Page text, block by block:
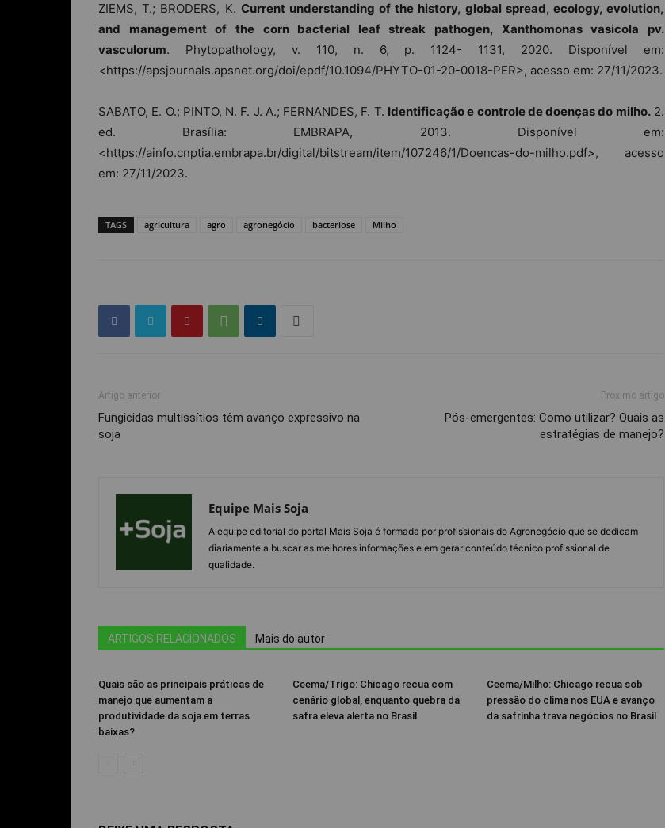
ZIEMS, T.; BRODERS, K. Current understanding of the history, global spread, ecology, evolution,
and management of the corn bacterial leaf streak pathogen, Xanthomonas vasicola pv.
vasculorum. Phytopathology, v. 110, n. 6, p. 1124- 1131, 2020. Disponível em:
<https://apsjournals.apsnet.org/doi/epdf/10.1094/PHYTO-01-20-0018-PER>, acesso em: 27/11/2023.
SABATO, E. O.; PINTO, N. F. J. A.; FERNANDES, F. T. Identificação e controle de doenças do milho.2.
ed. Brasília: EMBRAPA, 2013. Disponível em:
<https://ainfo.cnptia.embrapa.br/digital/bitstream/item/107246/1/Doencas-do-milho.pdf>, acesso
em: 27/11/2023.
TAGS agricultura agro agronegócio bacteriose Milho
Artigo anterior
Fungicidas multissítios têm avanço expressivo na
soja
Próximo artigo
Pós-emergentes: Como utilizar? Quais as
estratégias de manejo?
Equipe Mais Soja
A equipe editorial do portal Mais Soja é formada por profissionais do Agronegócio que se dedicam
diariamente a buscar as melhores informações e em gerar conteúdo técnico profissional de
qualidade.
ARTIGOS RELACIONADOS Mais do autor
Quais são as principais práticas de
manejo que aumentam a
produtividade da soja em terras
baixas?
Ceema/Trigo: Chicago recua com
cenário global, enquanto quebra da
safra eleva alerta no Brasil
Ceema/Milho: Chicago recua sob
pressão do clima nos EUA e avanço
da safrinha trava negócios no Brasil